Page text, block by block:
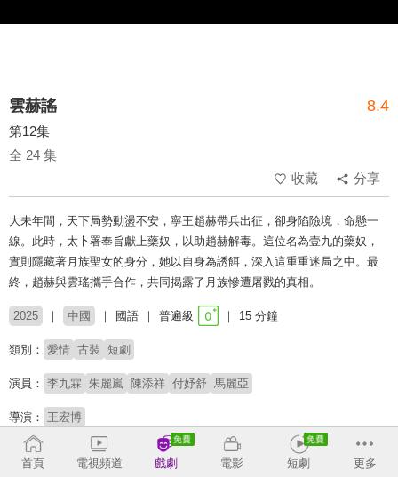
雲赫謠 8.4
第12集
全 24 集
收藏
分享
大未年間，天下局勢動盪不安，寧王趙赫帶兵出征，卻身陷險境，命懸一
線。此時，太卜署奉旨獻上藥奴，以助趙赫解毒。這位名為壹九的藥奴，
實則隱藏著月族聖女的身分，她以自身為誘餌，深入這重重迷局之中。最
終，趙赫與雲瑤攜手合作，共同揭露了月族慘遭屠戮的真相。
2025 中國 國語 普遍級 15 分鐘
類別： 愛情 古裝 短劇
演員： 李九霖 朱麗嵐 陳添祥 付妤舒 馬麗亞
導演： 王宏博
首頁 電視頻道 戲劇 電影 短劇 更多